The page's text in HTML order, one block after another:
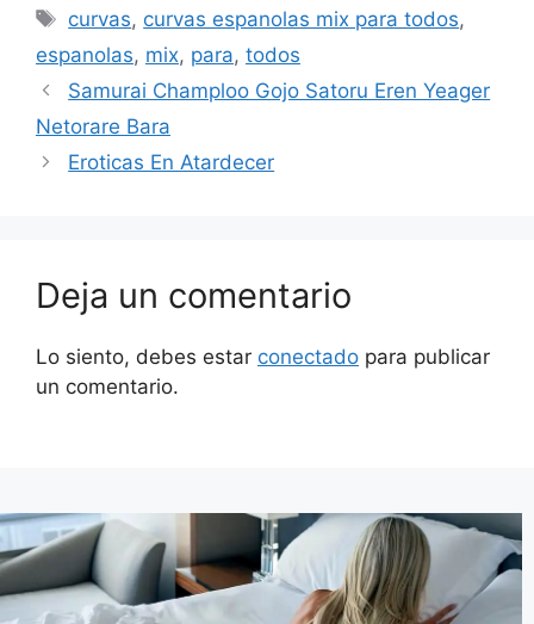
Etiquetas
curvas, curvas espanolas mix para todos,
espanolas, mix, para, todos
Samurai Champloo Gojo Satoru Eren Yeager
Netorare Bara
Eroticas En Atardecer
Deja un comentario
Lo siento, debes estar conectado para publicar
un comentario.